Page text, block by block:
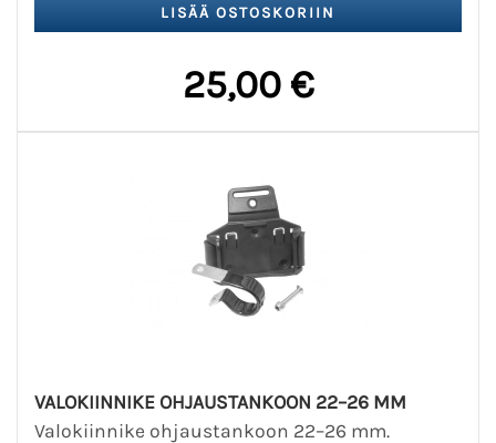
25,00 €
VALOKIINNIKE OHJAUSTANKOON 22–26 MM
Valokiinnike ohjaustankoon 22–26 mm.